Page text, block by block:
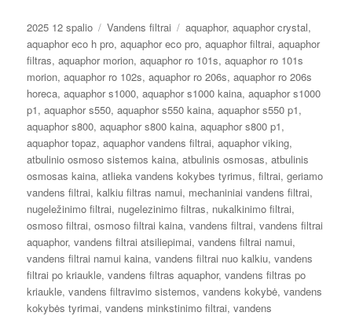
Paskelbta
2025 12 spalio Kategorijos
Vandens filtrai Žymos
aquaphor,aquaphor crystal,
aquaphor eco h pro,aquaphor eco pro,aquaphor filtrai,aquaphor
filtras,aquaphor morion,aquaphor ro 101s,aquaphor ro 101s
morion,aquaphor ro 102s,aquaphor ro 206s,aquaphor ro 206s
horeca,aquaphor s1000,aquaphor s1000 kaina,aquaphor s1000
p1,aquaphor s550,aquaphor s550 kaina,aquaphor s550 p1,
aquaphor s800,aquaphor s800 kaina,aquaphor s800 p1,
aquaphor topaz,aquaphor vandens filtrai,aquaphor viking,
atbulinio osmoso sistemos kaina,atbulinis osmosas,atbulinis
osmosas kaina,atlieka vandens kokybes tyrimus,filtrai,geriamo
vandens filtrai,kalkiu filtras namui, mechaniniai vandens filtrai,
nugeležinimo filtrai, nugelezinimo filtras, nukalkinimo filtrai,
osmoso filtrai,osmoso filtrai kaina,vandens filtrai,vandens filtrai
aquaphor,vandens filtrai atsiliepimai,vandens filtrai namui,
vandens filtrai namui kaina,vandens filtrai nuo kalkiu,vandens
filtrai po kriaukle,vandens filtras aquaphor,vandens filtras po
kriaukle,vandens filtravimo sistemos,vandens kokybė,vandens
kokybės tyrimai,vandens minkstinimo filtrai,vandens